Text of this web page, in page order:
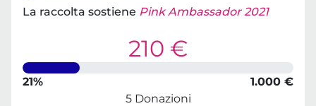
La raccolta sostiene Pink Ambassador 2021
210 €
21%
1.000 €
5 Donazioni